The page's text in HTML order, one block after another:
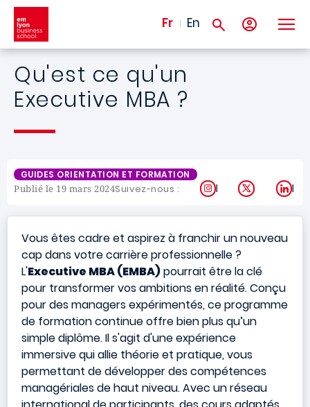
Aller au contenu principal
Fr En
Qu'est ce qu'un
Executive MBA ?
GUIDES ORIENTATION ET FORMATION
Publié le 19 mars 2024Suivez-nous : Instagram
X
Vous êtes cadre et aspirez à franchir un nouveau
cap dans votre carrière professionnelle ?
L'Executive MBA (EMBA)pourrait être la clé
pour transformer vos ambitions en réalité. Conçu
pour des managers expérimentés, ce programme
de formation continue offre bien plus qu’un
simple diplôme. Il s'agit d'une expérience
immersive qui allie théorie et pratique, vous
permettant de développer des compétences
managériales de haut niveau. Avec un réseau